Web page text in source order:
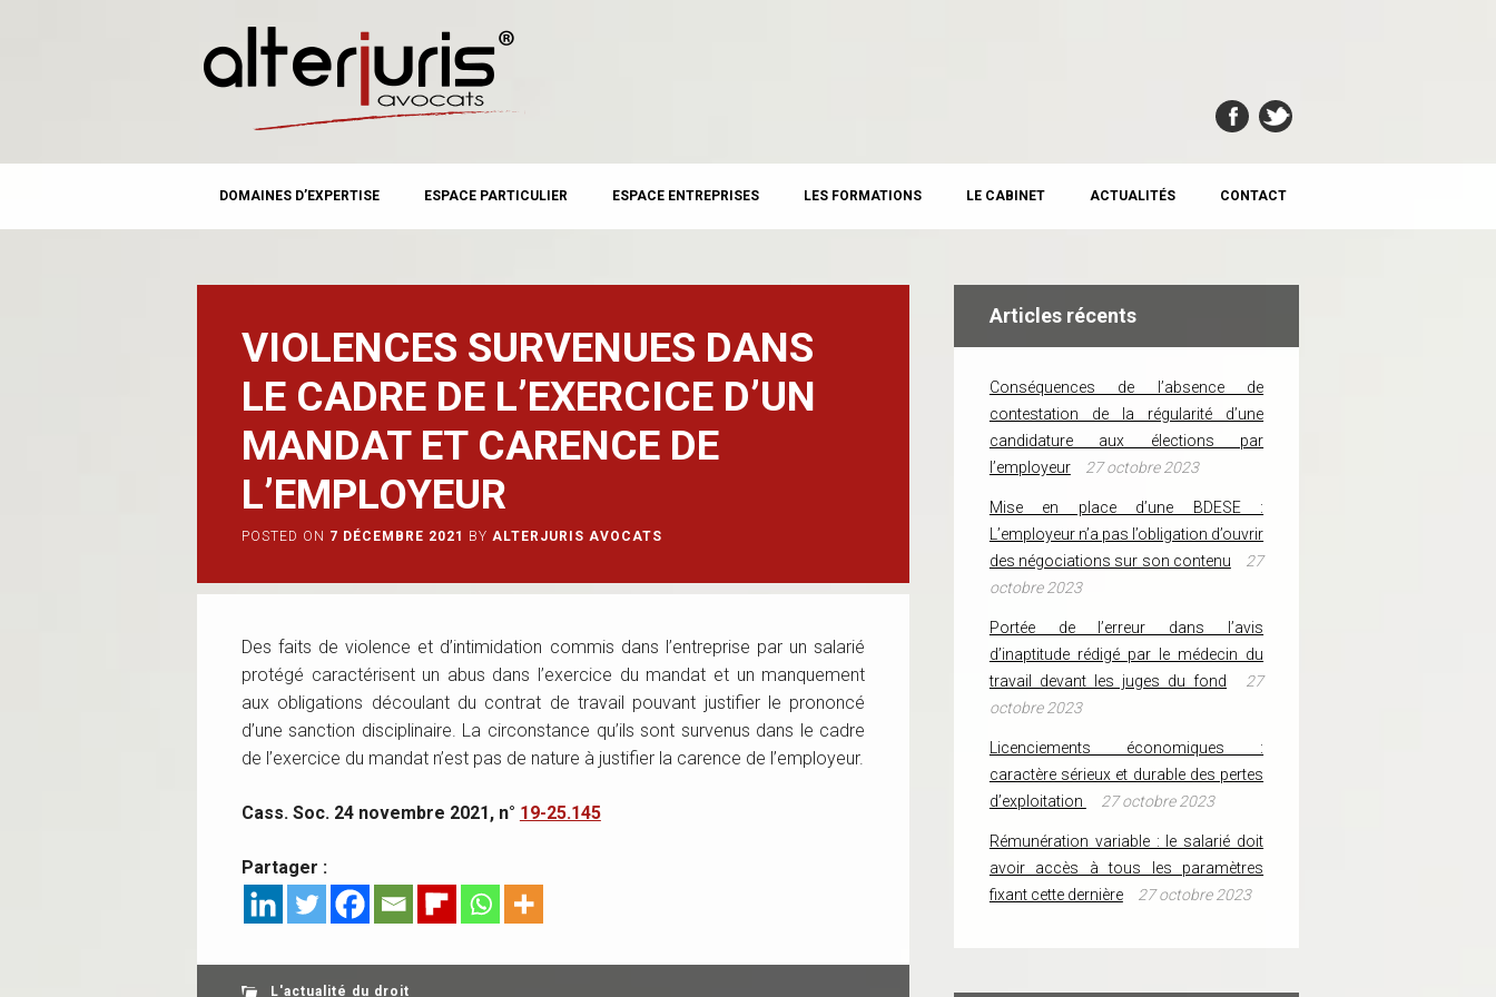
MAIN MENU
content
DOMAINES D’EXPERTISE ESPACE PARTICULIER ESPACE ENTREPRISES LES FORMATIONS LE CABINET ACTUALITÉS CONTACT
VIOLENCES SURVENUES DANS
LE CADRE DE L’EXERCICE D’UN
MANDAT ET CARENCE DE
L’EMPLOYEUR
POSTED ON 7 DÉCEMBRE 2021 BY ALTERJURIS AVOCATS
Des faits de violence et d’intimidation commis dans l’entreprise par un salarié
protégé caractérisent un abus dans l’exercice du mandat et un manquement
aux obligations découlant du contrat de travail pouvant justifier le prononcé
d’une sanction disciplinaire. La circonstance qu’ils sont survenus dans le cadre
de l’exercice du mandat n’est pas de nature à justifier la carence de l’employeur.
Cass. Soc. 24 novembre 2021, n° 19-25.145
Partager :
L'actualité du droit
Articles récents
Conséquences de l’absence de
contestation de la régularité d’une
candidature aux élections par
l’employeur
27 octobre 2023
Mise en place d’une BDESE :
L’employeur n’a pas l’obligation d’ouvrir
des négociations sur son contenu
27
octobre 2023
Portée de l’erreur dans l’avis
d’inaptitude rédigé par le médecin du
travail devant les juges du fond
27
octobre 2023
Licenciements économiques :
caractère sérieux et durable des pertes
d’exploitation
27 octobre 2023
Rémunération variable : le salarié doit
avoir accès à tous les paramètres
fixant cette dernière
27 octobre 2023